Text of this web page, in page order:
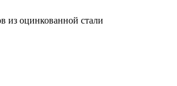
из оцинкованной стали